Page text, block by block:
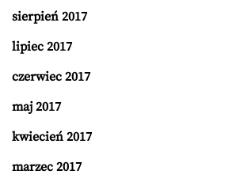
sierpień 2017
lipiec 2017
czerwiec 2017
maj 2017
kwiecień 2017
marzec 2017